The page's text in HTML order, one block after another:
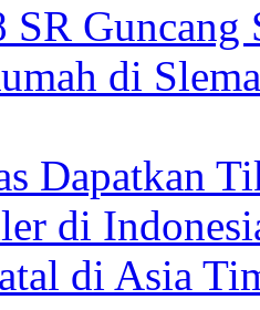
SR Guncang
di
Dapatkan
di
di Asia